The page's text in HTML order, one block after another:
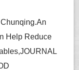
Help Reduce